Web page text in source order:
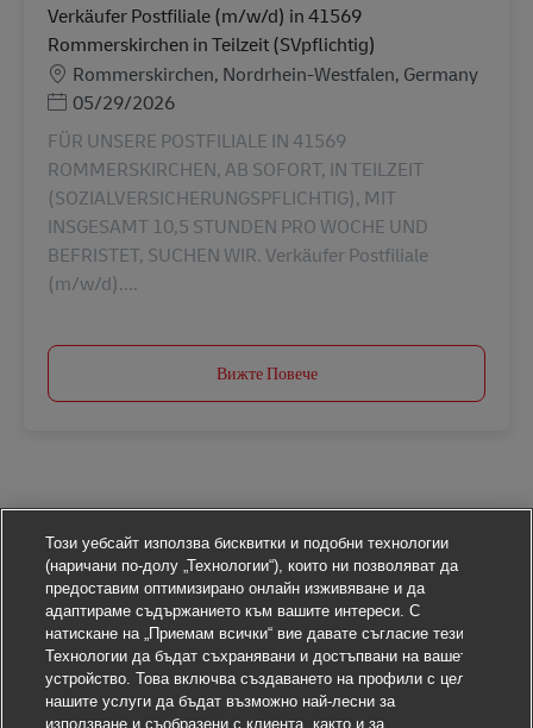
Verkäufer Postfiliale (m/w/d) in 41569
Rommerskirchen in Teilzeit (SVpflichtig)
Местоположение
Rommerskirchen, Nordrhein-Westfalen, Germany
Posted Date
05/29/2026
FÜR UNSERE POSTFILIALE IN 41569
ROMMERSKIRCHEN, AB SOFORT, IN TEILZEIT
(SOZIALVERSICHERUNGSPFLICHTIG), MIT
INSGESAMT 10,5 STUNDEN PRO WOCHE UND
BEFRISTET, SUCHEN WIR. Verkäufer Postfiliale
(m/w/d)....
Вижте Повече
Този уебсайт използва бисквитки и подобни технологии
(наричани по-долу „Технологии“), които ни позволяват да
предоставим оптимизирано онлайн изживяване и да
адаптираме съдържанието към вашите интереси. С
натискане на „Приемам всички“ вие давате съгласие тези
Технологии да бъдат съхранявани и достъпвани на вашето
устройство. Това включва създаването на профили с цел
нашите услуги да бъдат възможно най-лесни за
използване и съобразени с клиента, както и за